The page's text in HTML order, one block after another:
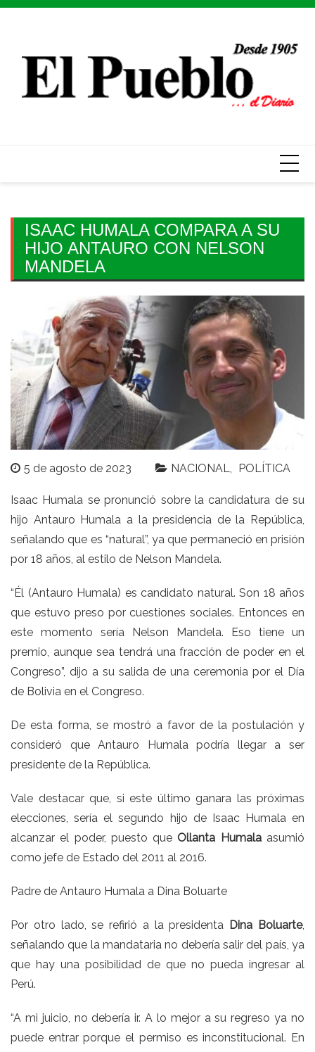
Skip
ISAAC HUMALA COMPARA A SU
HIJO ANTAURO CON NELSON
MANDELA
5 de agosto de 2023 NACIONAL POLÍTICA
Isaac Humala se pronunció sobre la candidatura de su
hijo Antauro Humala a la presidencia de la República,
señalando que es “natural”, ya que permaneció en prisión
por 18 años, al estilo de Nelson Mandela.
“Él (Antauro Humala) es candidato natural. Son 18 años
que estuvo preso por cuestiones sociales. Entonces en
este momento sería Nelson Mandela. Eso tiene un
premio, aunque sea tendrá una fracción de poder en el
Congreso”, dijo a su salida de una ceremonia por el Día
de Bolivia en el Congreso.
De esta forma, se mostró a favor de la postulación y
consideró queAntauro Humalapodría llegar a ser
presidente de la República.
Vale destacar que, si este último ganara las próximas
elecciones, sería el segundo hijo de Isaac Humala en
alcanzar el poder, puesto queOllanta Humalaasumió
como jefe de Estado del 2011 al 2016.
Padre de Antauro Humala a Dina Boluarte
Por otro lado, se refirió a la presidenta Dina Boluarte,
señalando que la mandataria no debería salir del país, ya
que hay una posibilidad de que no pueda ingresar al
Perú.
“A mi juicio, no debería ir. A lo mejor a su regreso ya no
puede entrar porque el permiso es inconstitucional. En